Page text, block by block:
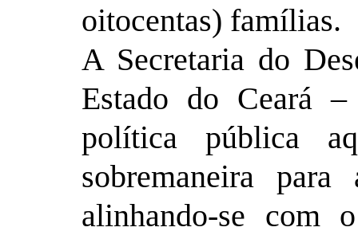
oitocentas) famílias.
A Secretaria do
Estado do Ceará
política pública
sobremaneira
alinhando-se com